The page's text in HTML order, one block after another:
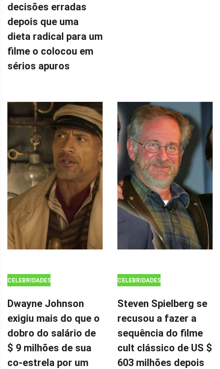
decisões erradas
depois que uma
dieta radical para um
filme o colocou em
sérios apuros
CELEBRIDADES
Dwayne Johnson
exigiu mais do que o
dobro do salário de
$ 9 milhões de sua
co-estrela por um
CELEBRIDADES
Steven Spielberg se
recusou a fazer a
sequência do filme
cult clássico de US $
603 milhões depois